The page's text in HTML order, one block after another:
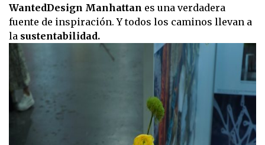
WantedDesign Manhattan es una verdadera
fuente de inspiración. Y todos los caminos llevan a
la sustentabilidad.